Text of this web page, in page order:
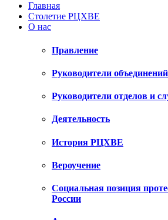
Главная
Столетие РЦХВЕ
О нас
Правление
Руководители объединений
Руководители отделов и
Деятельность
История РЦХВЕ
Вероучение
Социальная позиция
России